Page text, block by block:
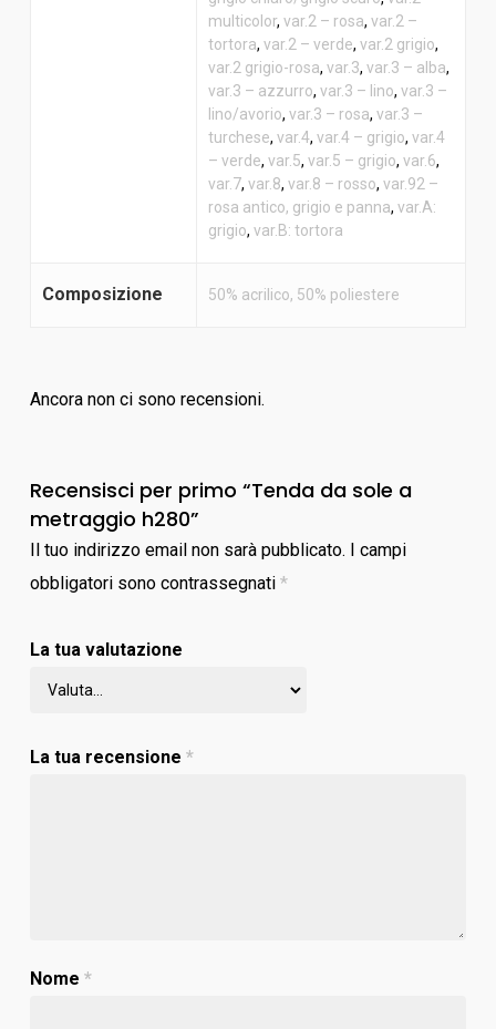
multicolor, var.2 – rosa, var.2 –
tortora, var.2 – verde, var.2 grigio,
var.2 grigio-rosa, var.3, var.3 – alba,
var.3 – azzurro, var.3 – lino, var.3 –
lino/avorio, var.3 – rosa, var.3 –
turchese, var.4, var.4 – grigio, var.4
– verde, var.5, var.5 – grigio, var.6,
var.7, var.8, var.8 – rosso, var.92 –
rosa antico, grigio e panna, var.A:
grigio, var.B: tortora
Composizione 50% acrilico, 50% poliestere
Ancora non ci sono recensioni.
Recensisci per primo “Tenda da sole a
metraggio h280”
Il tuo indirizzo email non sarà pubblicato. I campi
obbligatori sono contrassegnati *
La tua valutazione
La tua recensione *
Nome *